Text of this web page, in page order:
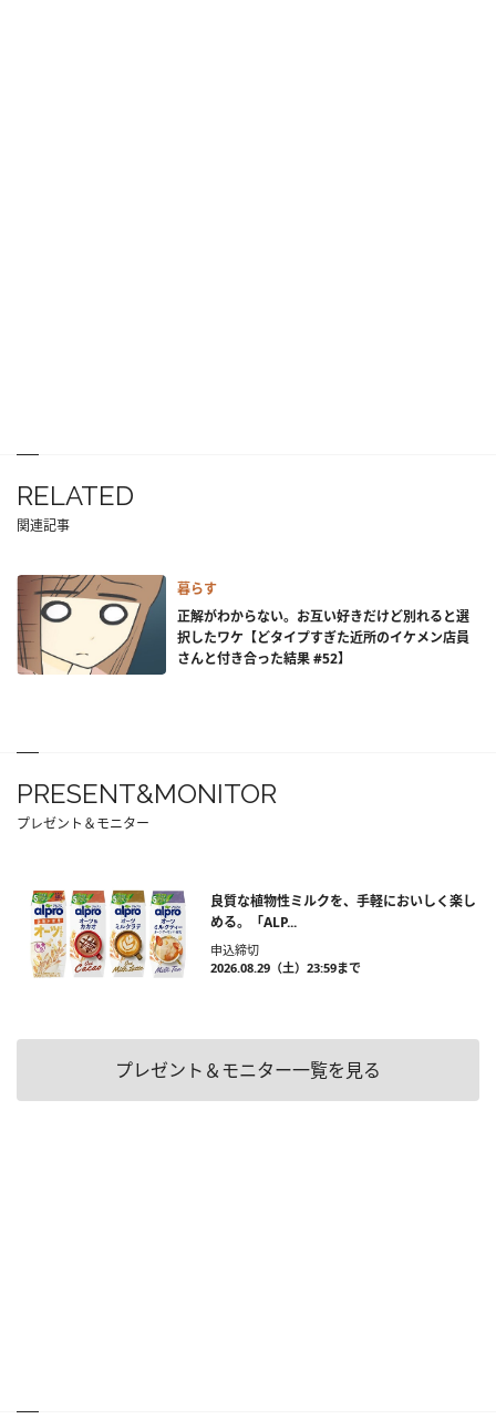
RELATED
関連記事
暮らす
正解がわからない。お互い好きだけど別れると選
択したワケ【どタイプすぎた近所のイケメン店員
さんと付き合った結果 #52】
PRESENT&MONITOR
プレゼント＆モニター
良質な植物性ミルクを、手軽においしく楽し
める。「ALP...
申込締切
2026.08.29（土）23:59まで
プレゼント＆モニター一覧を見る